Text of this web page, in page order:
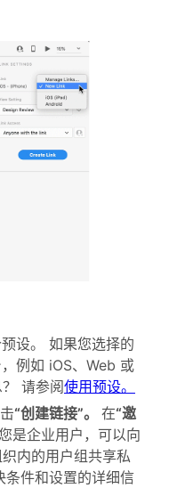
设。 如果您选择的
例如 iOS、Web 或
请参阅使用预设。
“创建链接”。 在“邀
是企业用户，可以向
内的用户组共享私
条件和设置的详细信